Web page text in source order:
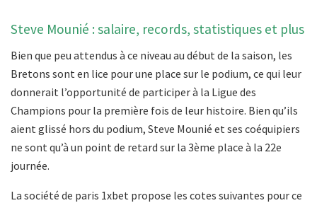
Steve Mounié : salaire, records, statistiques et plus
Bien que peu attendus à ce niveau au début de la saison, les
Bretons sont en lice pour une place sur le podium, ce qui leur
donnerait l’opportunité de participer à la Ligue des
Champions pour la première fois de leur histoire. Bien qu’ils
aient glissé hors du podium, Steve Mounié et ses coéquipiers
ne sont qu’à un point de retard sur la 3ème place à la 22e
journée.
La société de paris 1xbet propose les cotes suivantes pour ce